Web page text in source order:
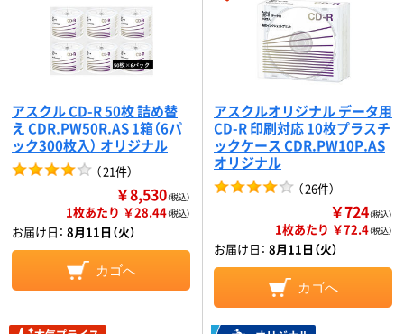
アスクル CD-R 50枚 詰め替
え CDR.PW50R.AS 1箱（6パ
ック300枚入） オリジナル
（21件）
￥8,530（税込）
1枚あたり ￥28.44（税込）
お届け日： 8月11日（火）
カゴへ
アスクルオリジナル データ用
CD-R 印刷対応 10枚プラスチ
ックケース CDR.PW10P.AS
オリジナル
（26件）
￥724（税込）
1枚あたり ￥72.4（税込）
お届け日： 8月11日（火）
カゴへ